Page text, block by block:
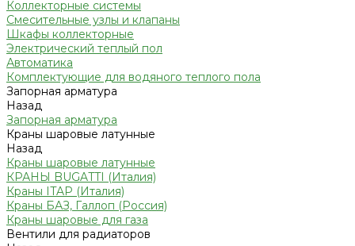
Коллекторные системы
Смесительные узлы и клапаны
Шкафы коллекторные
Электрический теплый пол
Автоматика
Комплектующие для водяного теплого пола
Запорная арматура
Назад
Запорная арматура
Краны шаровые латунные
Назад
Краны шаровые латунные
КРАНЫ BUGATTI (Италия)
Краны ITAP (Италия)
Краны БАЗ, Галлоп (Россия)
Краны шаровые для газа
Вентили для радиаторов